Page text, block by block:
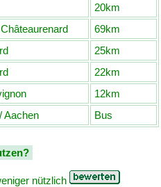
20km
69km
25km
22km
12km
Aachen Bus
nützlich